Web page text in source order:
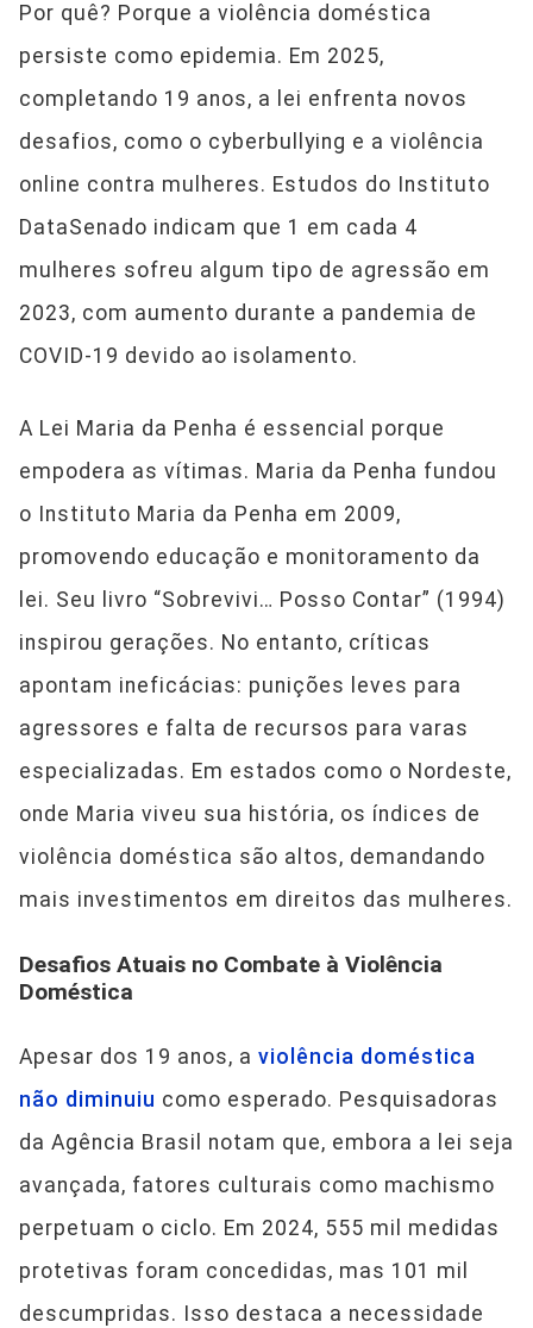
Por quê? Porque a violência doméstica
persiste como epidemia. Em 2025,
completando 19 anos, a lei enfrenta novos
desafios, como o cyberbullying e a violência
online contra mulheres. Estudos do Instituto
DataSenado indicam que 1 em cada 4
mulheres sofreu algum tipo de agressão em
2023, com aumento durante a pandemia de
COVID-19 devido ao isolamento.
A Lei Maria da Penha é essencial porque
empodera as vítimas. Maria da Penha fundou
o Instituto Maria da Penha em 2009,
promovendo educação e monitoramento da
lei. Seu livro “Sobrevivi… Posso Contar” (1994)
inspirou gerações. No entanto, críticas
apontam ineficácias: punições leves para
agressores e falta de recursos para varas
especializadas. Em estados como o Nordeste,
onde Maria viveu sua história, os índices de
violência doméstica são altos, demandando
mais investimentos em direitos das mulheres.
Desafios Atuais no Combate à Violência
Doméstica
Apesar dos 19 anos, a violência doméstica
não diminuiu como esperado. Pesquisadoras
da Agência Brasil notam que, embora a lei seja
avançada, fatores culturais como machismo
perpetuam o ciclo. Em 2024, 555 mil medidas
protetivas foram concedidas, mas 101 mil
descumpridas. Isso destaca a necessidade